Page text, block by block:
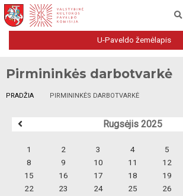
U-Paveldo žemėlapis
Pirmininkės darbotvarkė
PRADŽIA PIRMININKĖS DARBOTVARKĖ
Rugsėjis 2025
1 2 3 4 5
8
9 10 11 12
15
16 17 18 19
22
23 24 25 26